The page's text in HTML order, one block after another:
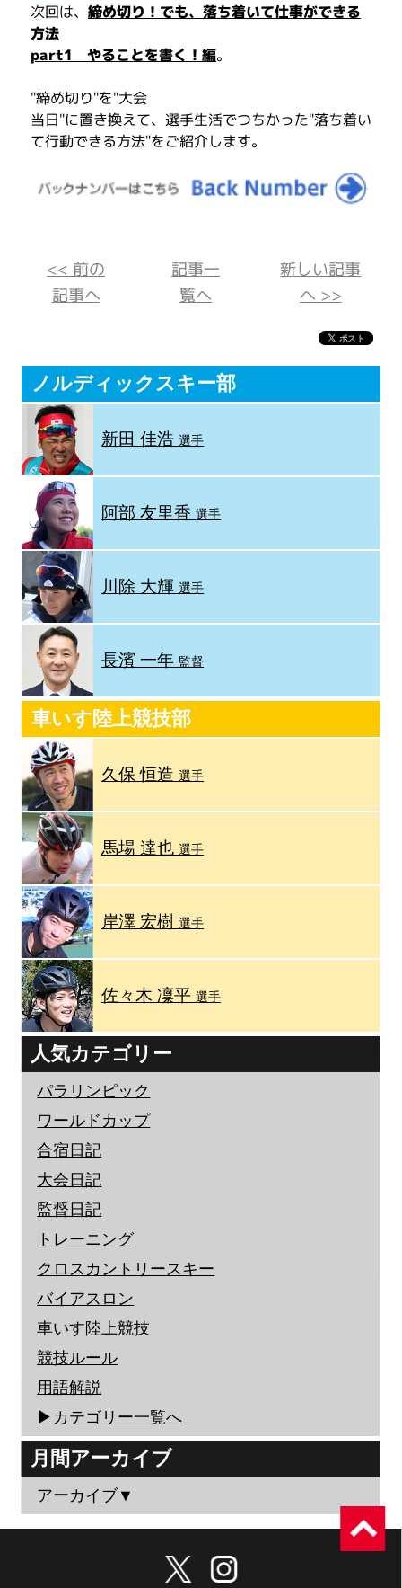
次回は、締め切り！でも、落ち着いて仕事ができる
方法
part1 やることを書く！編。
"締め切り"を"大会
当日"に置き換えて、選手生活でつちかった"落ち着い
て行動できる方法"をご紹介します。
<< 前の
記事へ
記事一
覧へ
新しい記事
へ >>
ノルディックスキー部
新田 佳浩選手
阿部 友里香選手
川除 大輝選手
長濱 一年 監督
車いす陸上競技部
久保 恒造選手
馬場 達也選手
岸澤 宏樹選手
佐々木 凜平 選手
人気カテゴリー
パラリンピック
ワールドカップ
合宿日記
大会日記
監督日記
トレーニング
クロスカントリースキー
バイアスロン
車いす陸上競技
競技ルール
用語解説
▶︎カテゴリー一覧へ
月間アーカイブ
アーカイブ▼